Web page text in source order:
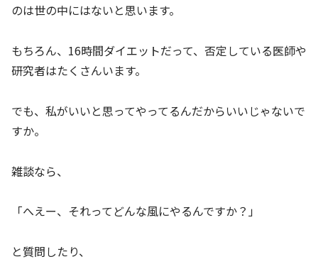
のは世の中にはないと思います。
もちろん、16時間ダイエットだって、否定している医師や
研究者はたくさんいます。
でも、私がいいと思ってやってるんだからいいじゃないで
すか。
雑談なら、
「へえー、それってどんな風にやるんですか？」
と質問したり、